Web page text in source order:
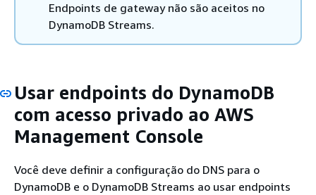
Endpoints de gateway não são aceitos no
DynamoDB Streams.
Usar endpoints do DynamoDB
com acesso privado ao AWS
Management Console
Você deve definir a configuração do DNS para o
DynamoDB e o DynamoDB Streams ao usar endpoints